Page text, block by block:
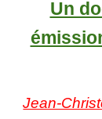
Un
Jean-